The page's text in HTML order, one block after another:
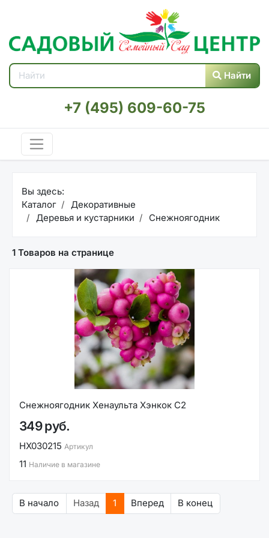
Найти
+7 (495) 609-60-75
Вы здесь:
Каталог
Декоративные
Деревья и кустарники
Снежноягодник
1 Товаров на странице
Снежноягодник Хенаульта Хэнкок С2
349 руб.
НХ030215 Артикул
11 Наличие в магазине
В начало Назад 1 Вперед В конец